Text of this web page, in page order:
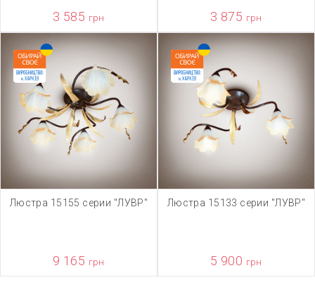
3 585 грн 3 875 грн
Люстра 15155 серии "ЛУВР"
9 165 грн
Люстра 15133 серии "ЛУВР"
5 900 грн